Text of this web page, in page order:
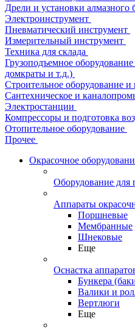
Дрели и установки алмазного
Электроинструмент
Пневматический инструмент
Измерительный инструмент
Техника для склада
Грузоподъемное
домкраты и т.д.)
Строительное оборудование и
Сантехническое и
Электростанции
Компрессоры и подготовка
Отопительное оборудование
Прочее
Окрасочное
Оборудование для
Аппараты
Поршневые
Мембранные
Шнековые
Еще
Оснастка
Бункера
Валики и
Вертлюги
Еще